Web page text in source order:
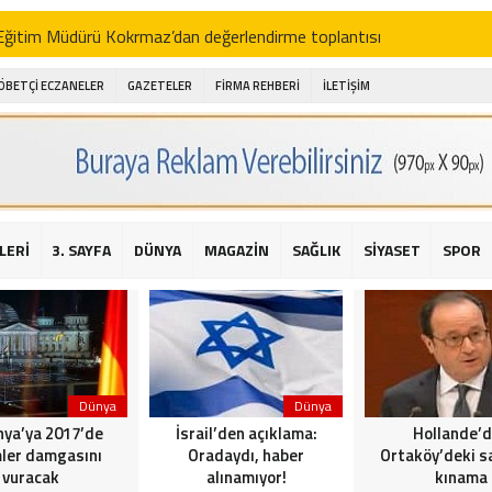
Müdürü Kokrmaz’dan değerlendirme toplantısı
Alibeyoğlu, Aile Destek Merkezini ziyaret etti
ıhlamur piyasalarda
şehitleri için bayraklı kayak gösterileri düzenlenecek
için yardım kermesi
2016 yılı değerlendirmesi
Sarıyer Çayırbaşı Cezayirli Hasan Paşa Camii’nde silahlı
Bahçeli’den Reina’ya düzenlenen terör saldırısına ilişkin açıklama
ECZANELER GAZETELER FİRMA REHBERİ İLETİŞİM
3. SAYFA DÜNYA MAGAZİN SAĞLIK SİYASET SPOR
Dünya
2017’de
damgasını
vuracak
Dünya
İsrail’den açıklama:
Oradaydı, haber
alınamıyor!
Ortaköy’deki
kınama